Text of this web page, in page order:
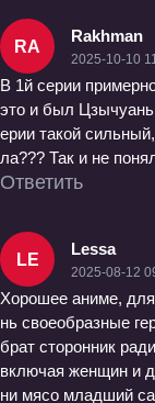
RA
Rakhman
2025-10-10
В 1й серии
это и был Цзычуань
ерии такой
ла??? Так и не
Ответить
LE
Lessa
2025-08-12
Хорошее аниме,
нь своеобразные
брат сторонник
включая женщин и
ни мясо младший